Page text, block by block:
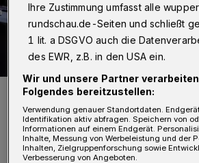
Der Wagen war schwer beschädigt.
Ihre Zustimmung umfasst alle
rundschau.de-Seiten und schließt
1 lit. a DSGVO auch die
des EWR, z.B. in den USA ein.
Wir und unsere Partner
Folgendes bereitzustellen:
Verwendung genauer Standortdaten.
Identifikation aktiv abfragen. Speichern von
Informationen auf einem Endgerät.
Inhalte, Messung von Werbeleistung und der
Inhalten, Zielgruppenforschung sowie
Verbesserung von Angeboten.